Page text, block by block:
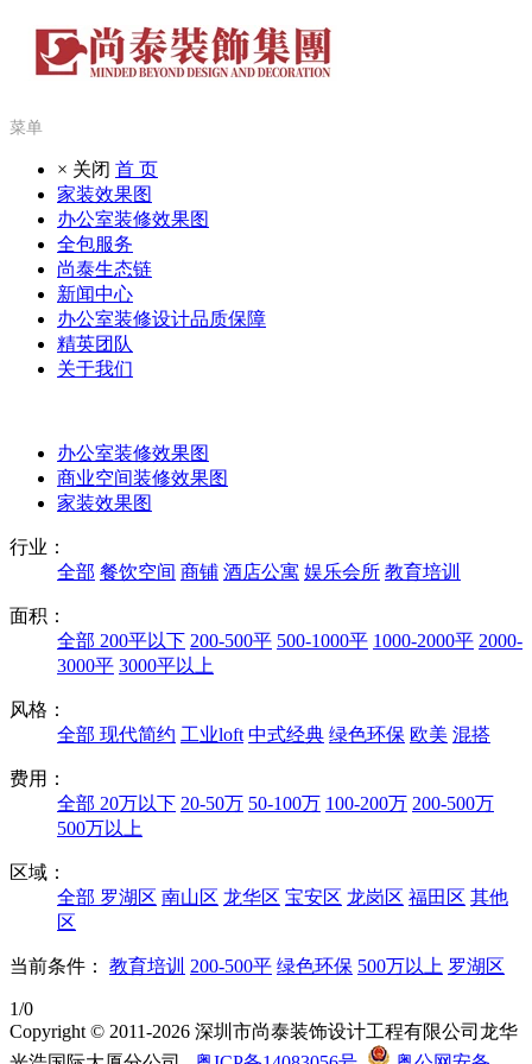
菜单
× 关闭 首 页
家装效果图
办公室装修效果图
全包服务
尚泰生态链
新闻中心
办公室装修设计品质保障
精英团队
关于我们
办公室装修效果图
商业空间装修效果图
家装效果图
行业：
全部 餐饮空间 商铺 酒店公寓 娱乐会所 教育培训
面积：
全部 200平以下 200-500平 500-1000平 1000-2000平 2000-
3000平 3000平以上
风格：
全部 现代简约 工业loft 中式经典 绿色环保 欧美 混搭
费用：
全部 20万以下 20-50万 50-100万 100-200万 200-500万
500万以上
区域：
全部 罗湖区 南山区 龙华区 宝安区 龙岗区 福田区 其他
区
当前条件： 教育培训 200-500平 绿色环保 500万以上 罗湖区
1/0
Copyright © 2011-2026 深圳市尚泰装饰设计工程有限公司龙华